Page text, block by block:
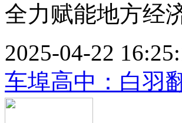
全力赋能地方经
2025-04-22
车埠高中：白羽